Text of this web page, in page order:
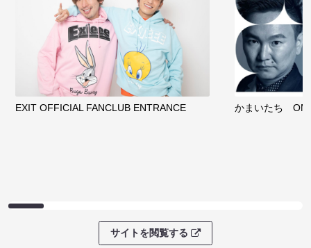
EXIT OFFICIAL FANCLUB ENTRANCE かまいたち
サイトを閲覧する